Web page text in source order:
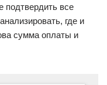
все
где и
сумма оплаты и